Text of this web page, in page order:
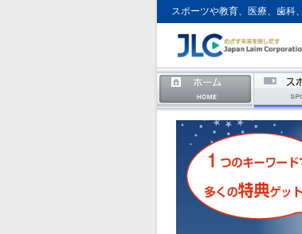
スポーツや教育、医療、歯科